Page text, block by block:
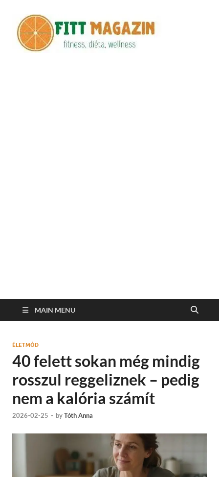
MAIN MENU
ÉLETMÓD
40 felett sokan még mindig
rosszul reggeliznek – pedig
nem a kalória számít
2026-02-25 - byTóth Anna